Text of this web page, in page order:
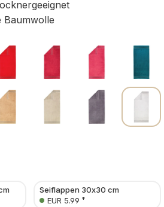
Baumwolle
Seiflappen 30x30 cm
EUR 5.99 *